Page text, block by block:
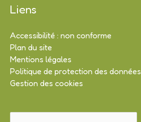
Liens
Accessibilité : non conforme
Plan du site
Mentions légales
Politique de protection des données
Gestion des cookies